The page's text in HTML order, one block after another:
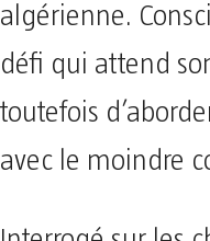
algérienne.
défi qui attend
toutefois
avec le moindre